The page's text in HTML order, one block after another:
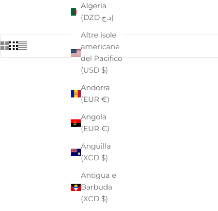
Algeria
(DZD د.ج)
Altre isole
americane
del Pacifico
(USD $)
Andorra
(EUR €)
Angola
(EUR €)
Anguilla
(XCD $)
Antigua e
Barbuda
(XCD $)